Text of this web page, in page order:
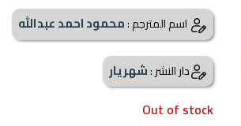
اسم المترجم :محمود احمد عبدالله
دار النشر :شهريار
Out of stock